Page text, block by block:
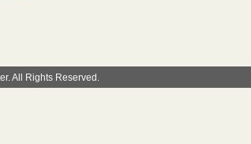
All Rights Reserved.